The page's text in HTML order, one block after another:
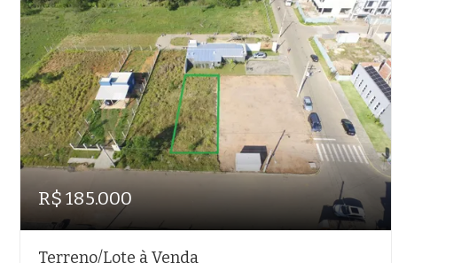
R$ 185.000
Terreno/Lote à Venda